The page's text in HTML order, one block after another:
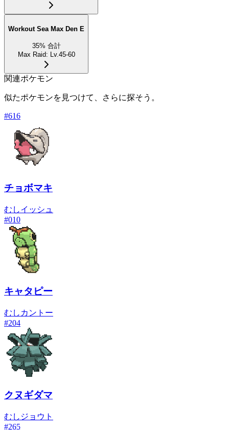
Workout Sea Max Den E
35% 合計
Max Raid: Lv.45-60
関連ポケモン
似たポケモンを見つけて、さらに探そう。
#616
チョボマキ
むしイッシュ
#010
キャタピー
むし カントー
#204
クヌギダマ
むし ジョウト
#265